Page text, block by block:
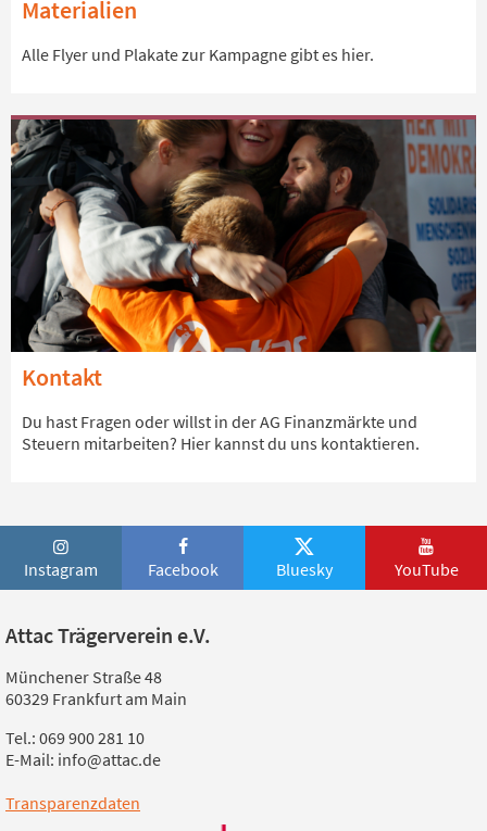
Materialien
Alle Flyer und Plakate zur Kampagne gibt es hier.
Kontakt
Du hast Fragen oder willst in der AG Finanzmärkte und
Steuern mitarbeiten? Hier kannst du uns kontaktieren.
Instagram Facebook Bluesky YouTube
Attac Trägerverein e.V.
Münchener Straße 48
60329 Frankfurt am Main
Tel.: 069 900 281 10
E-Mail: info@attac.de
Transparenzdaten